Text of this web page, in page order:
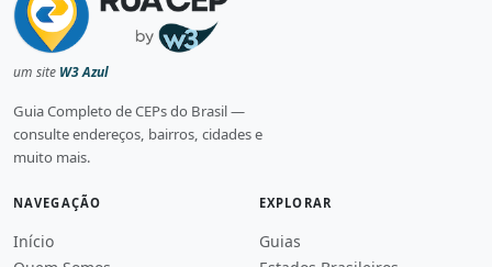
um site W3 Azul
Guia Completo de CEPs do Brasil —
consulte endereços, bairros, cidades e
muito mais.
NAVEGAÇÃO
Início
EXPLORAR
Guias